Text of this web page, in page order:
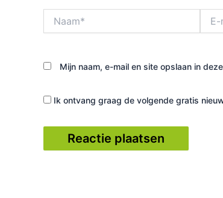
mail*
Mijn naam, e-mail en site opslaan in
Ik ontvang graag de volgende gratis